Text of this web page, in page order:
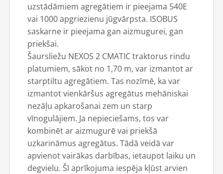
uzstādāmiem agregātiem ir pieejama 540E
vai 1000 apgriezienu jūgvārpsta. ISOBUS
saskarne ir pieejama gan aizmugurei, gan
priekšai.
Šaursliežu NEXOS 2 CMATIC traktorus rindu
platumiem, sākot no 1,70 m, var izmantot ar
starptiltu agregātiem. Tas nozīmē, ka var
izmantot vienkāršus agregātus mehāniskai
nezāļu apkarošanai zem un starp
vīnogulājiem. Ja nepieciešams, tos var
kombinēt ar aizmugurē vai priekšā
uzkarināmus agregātus. Tādā veidā var
apvienot vairākas darbības, ietaupot laiku un
degvielu. Šī aprīkojuma iespēja kļūst arvien